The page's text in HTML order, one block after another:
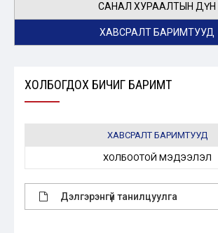
САНАЛ ХУРААЛТЫН ДҮН
ХАВСРАЛТ БАРИМТУУД
ХОЛБОГДОХ БИЧИГ БАРИМТ
ХАВСРАЛТ БАРИМТУУД
ХОЛБООТОЙ МЭДЭЭЛЭЛ
Дэлгэрэнгүй танилцуулга